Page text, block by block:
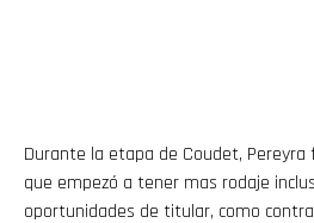
Durante la etapa de Coudet, Pereyra
que empezó a tener mas rodaje
oportunidades de titular, como contra